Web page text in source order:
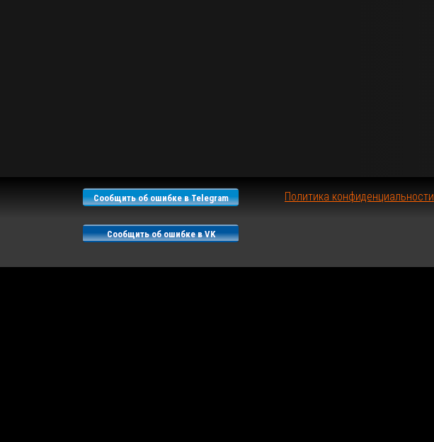
Сообщить об ошибке в Telegram
Сообщить об ошибке в VK
Политика конфиденциальности